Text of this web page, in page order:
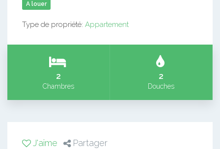
A louer
Type de propriété: Appartement
2
Chambres
2
Douches
J'aime Partager